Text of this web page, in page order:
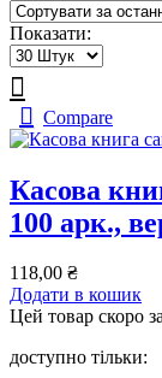
Показати:
Compare
Касова
100 арк.,
118,00 ₴
Додати в кошик
Цей товар скоро
доступно тільки: